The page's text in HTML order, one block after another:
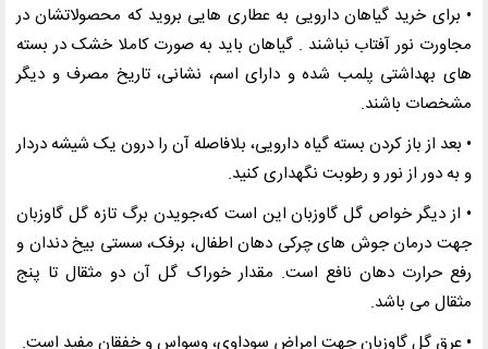
• برای خرید گیاهان دارویی به عطاری هایی بروید که محصولاتشان در
مجاورت نور آفتاب نباشند . گیاهان باید به صورت کاملا خشک در بسته
های بهداشتی پلمب شده و دارای اسم، نشانی، تاریخ مصرف و دیگر
مشخصات باشند.
• بعد از باز کردن بسته گیاه دارویی، بلافاصله آن را درون یک شیشه دردار
و به دور از نور و رطوبت نگهداری کنید.
• از دیگر خواص گل گاوزبان این است که،جویدن برگ تازه گل گاوزبان
جهت درمان جوش های چرکی دهان اطفال، برفک، سستی بیخ دندان و
رفع حرارت دهان نافع است. مقدار خوراک گل آن دو مثقال تا پنج
مثقال می باشد.
• عرق گل گاوزبان جهت امراض سوداوی، وسواس و خفقان مفید است.